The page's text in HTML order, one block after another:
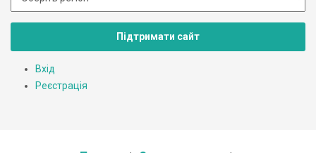
Підтримати сайт
Вхід
Реєстрація